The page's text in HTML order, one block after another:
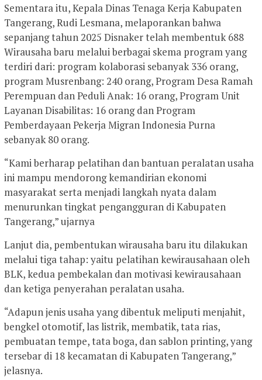
Sementara itu, Kepala Dinas Tenaga Kerja Kabupaten
Tangerang, Rudi Lesmana, melaporankan bahwa
sepanjang tahun 2025 Disnaker telah membentuk 688
Wirausaha baru melalui berbagai skema program yang
terdiri dari: program kolaborasi sebanyak 336 orang,
program Musrenbang: 240 orang, Program Desa Ramah
Perempuan dan Peduli Anak: 16 orang, Program Unit
Layanan Disabilitas: 16 orang dan Program
Pemberdayaan Pekerja Migran Indonesia Purna
sebanyak 80 orang.
“Kami berharap pelatihan dan bantuan peralatan usaha
ini mampu mendorong kemandirian ekonomi
masyarakat serta menjadi langkah nyata dalam
menurunkan tingkat pengangguran di Kabupaten
Tangerang,” ujarnya
Lanjut dia, pembentukan wirausaha baru itu dilakukan
melalui tiga tahap: yaitu pelatihan kewirausahaan oleh
BLK, kedua pembekalan dan motivasi kewirausahaan
dan ketiga penyerahan peralatan usaha.
“Adapun jenis usaha yang dibentuk meliputi menjahit,
bengkel otomotif, las listrik, membatik, tata rias,
pembuatan tempe, tata boga, dan sablon printing, yang
tersebar di 18 kecamatan di Kabupaten Tangerang,”
jelasnya.